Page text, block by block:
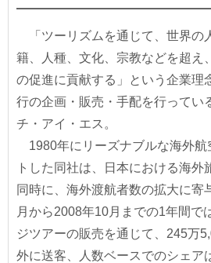
「ツーリズムを通じて、世界の
籍、人種、文化、宗教などを超え
の促進に貢献する」という企業理
行の企画・販売・手配を行ってい
チ・アイ・エス。
1980年にリーズナブルな海外航
トした同社は、日本における海外
同時に、海外渡航者数の拡大に寄
月から2008年10月までの1年間で
ジツアーの販売を通じて、245万
外に送客、人数ベースでのシェア